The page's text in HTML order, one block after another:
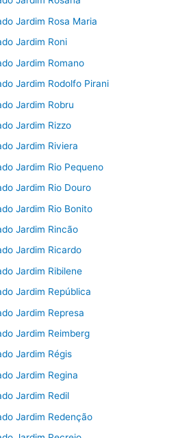
Jardim Rosa Maria
Jardim Roni
Jardim Romano
Jardim Rodolfo Pirani
Jardim Robru
Jardim Rizzo
Jardim Riviera
Jardim Rio Pequeno
Jardim Rio Douro
Jardim Rio Bonito
Jardim Rincão
Jardim Ricardo
Jardim Ribilene
Jardim República
Jardim Represa
Jardim Reimberg
Jardim Régis
Jardim Regina
Jardim Redil
Jardim Redenção